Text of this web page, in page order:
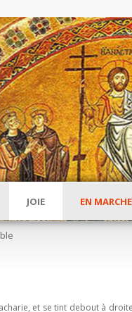
JOIE EN MARCHE
et se tint debout à